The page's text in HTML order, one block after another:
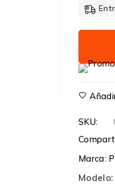
SKU:
Marca:
Modelo: